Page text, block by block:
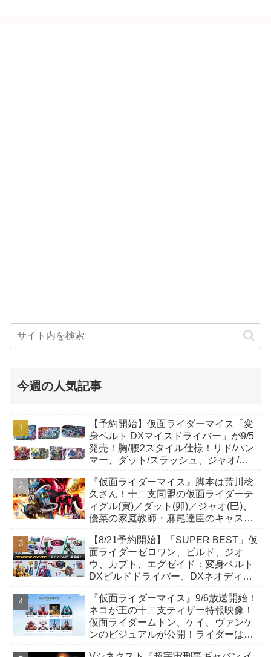
今週の人気記事
【予約開始】仮面ライダーマイス「変
身ベルト DXマイスドライバー」が9/5
発売！胸/腰2スタイル仕様！リド/ハン
マー、ダット/スラッシュ、ジャオ/バ
も！
『仮面ライダーマイス』脚本は荒川稔
久さん！十二支同盟の仮面ライダーテ
ィグル(寅)／ダット(卯)／ジャオ(巳)、
優菜の家庭教師・麻尾達臣のキャスト
んも変身！
【8/21予約開始】「SUPER BEST」仮
面ライダーゼロワン、ビルド、ジオ
ウ、カブト、エグゼイド：変身ベルト
DXビルドドライバー、DXネオディケ
か12点！
『仮面ライダーマイス』9/6放送開始！
ネコが王の十二支ティザー特報映像！
仮面ライダームトン、ケイ、ヴァンケ
ンのビジュアルが公開！ライダーは子